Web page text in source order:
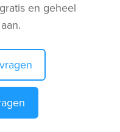
en geheel